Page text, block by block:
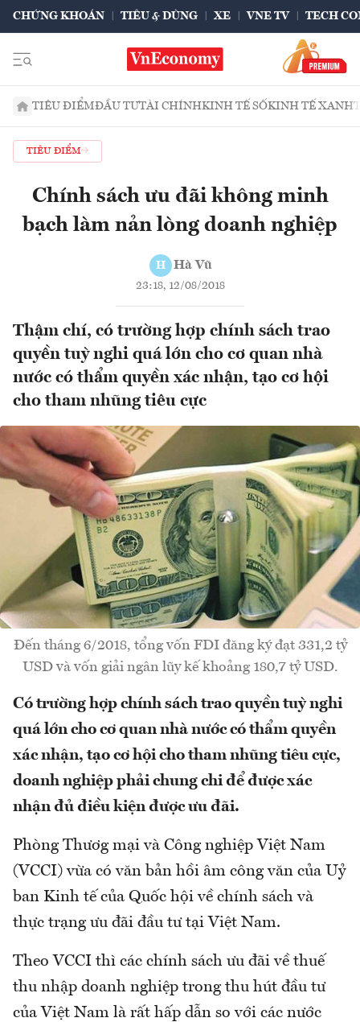
CHỨNG KHOÁN TIÊU & DÙNG XE VNE TV TECH
TIÊU ĐIỂMĐẦU TƯTÀI CHÍNHKINH TẾ SỐKINH TẾ XANH
TIÊU ĐIỂM
Chính sách ưu đãi không minh
bạch làm nản lòng doanh nghiệp
H Hà Vũ
23:18, 12/08/2018
Thậm chí, có trường hợp chính sách trao
quyền tuỳ nghi quá lớn cho cơ quan nhà
nước có thẩm quyền xác nhận, tạo cơ hội
cho tham nhũng tiêu cực
Đến tháng 6/2018, tổng vốn FDI đăng ký đạt 331,2 tỷ
USD và vốn giải ngân lũy kế khoảng 180,7 tỷ USD.
Có trường hợp chính sách trao quyền tuỳ nghi
quá lớn cho cơ quan nhà nước có thẩm quyền
xác nhận, tạo cơ hội cho tham nhũng tiêu cực,
doanh nghiệp phải chung chi để được xác
nhận đủ điều kiện được ưu đãi.
Phòng Thươg mại và Công nghiệp Việt Nam
(VCCI) vừa có văn bản hồi âm công văn của Uỷ
ban Kinh tế của Quốc hội về chính sách và
thực trạng ưu đãi đầu tư tại Việt Nam.
Theo VCCI thì các chính sách ưu đãi về thuế
thu nhập doanh nghiệp trong thu hút đầu tư
của Việt Nam là rất hấp dẫn so với các nước